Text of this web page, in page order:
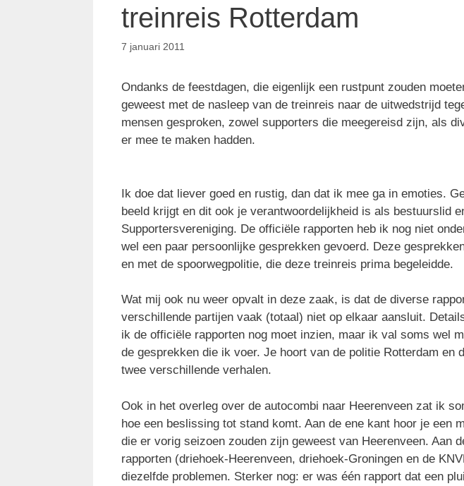
treinreis Rotterdam
7 januari 2011
Ondanks de feestdagen, die eigenlijk een rustpunt zouden
geweest met de nasleep van de treinreis naar de uitwedstrijd
mensen gesproken, zowel supporters die meegereisd zijn, als
er mee te maken hadden.
Ik doe dat liever goed en rustig, dan dat ik mee ga in emoties.
beeld krijgt en dit ook je verantwoordelijkheid is als bestuurslid
Supportersvereniging. De officiële rapporten heb ik nog niet
wel een paar persoonlijke gesprekken gevoerd. Deze
en met de spoorwegpolitie, die deze treinreis prima begeleidde.
Wat mij ook nu weer opvalt in deze zaak, is dat de diverse
verschillende partijen vaak (totaal) niet op elkaar aansluit.
ik de officiële rapporten nog moet inzien, maar ik val soms wel
de gesprekken die ik voer. Je hoort van de politie Rotterdam en
twee verschillende verhalen.
Ook in het overleg over de autocombi naar Heerenveen zat ik
hoe een beslissing tot stand komt. Aan de ene kant hoor je een
die er vorig seizoen zouden zijn geweest van Heerenveen. Aan
rapporten (driehoek-Heerenveen, driehoek-Groningen en de
diezelfde problemen. Sterker nog: er was één rapport dat een